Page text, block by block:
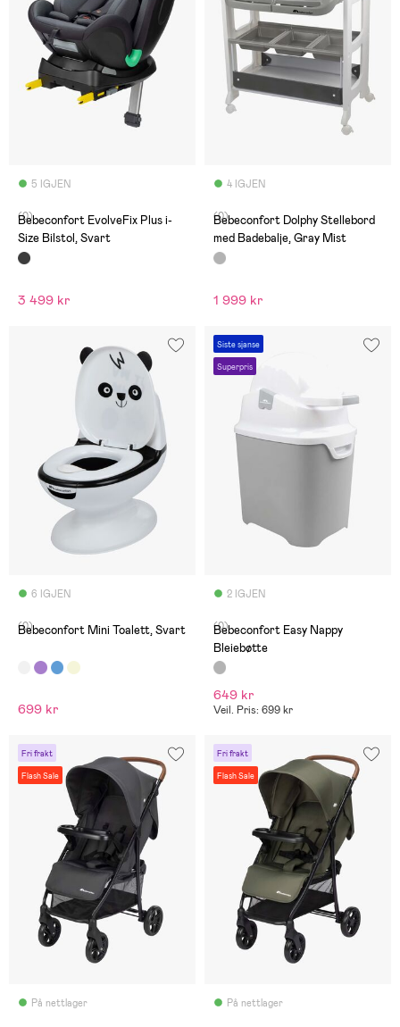
5 IGJEN
(0)
Bebeconfort EvolveFix Plus i-
Size Bilstol, Svart
3 499 kr
4 IGJEN
(0)
Bebeconfort Dolphy Stellebord
med Badebalje, Gray Mist
1 999 kr
6 IGJEN
(0)
Bebeconfort Mini Toalett, Svart
699 kr
Siste sjanse
Superpris
2 IGJEN
(0)
Bebeconfort Easy Nappy
Bleiebøtte
649 kr
Veil. Pris: 699 kr
Fri frakt
Flash Sale
På nettlager
Fri frakt
Flash Sale
På nettlager